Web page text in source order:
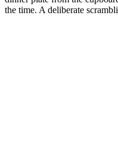
the time. A deliberate